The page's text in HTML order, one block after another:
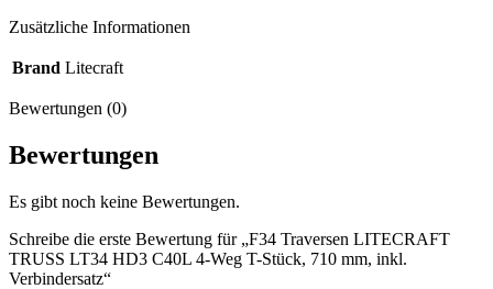
Zusätzliche Informationen
Brand Litecraft
Bewertungen (0)
Bewertungen
Es gibt noch keine Bewertungen.
Schreibe die erste Bewertung für „F34 Traversen LITECRAFT
TRUSS LT34 HD3 C40L 4-Weg T-Stück, 710 mm, inkl.
Verbindersatz“